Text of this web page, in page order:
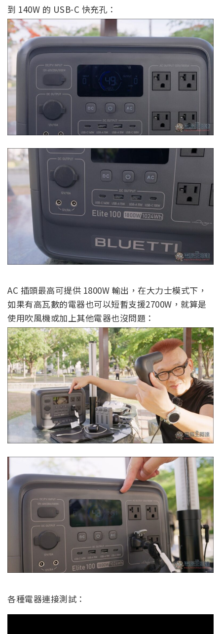
到 140W 的 USB-C 快充孔：
AC 插頭最高可提供 1800W 輸出，在大力士模式下，
如果有高瓦數的電器也可以短暫支援2700W ，就算是
使用吹風機或加上其他電器也沒問題：
各種電器連接測試：